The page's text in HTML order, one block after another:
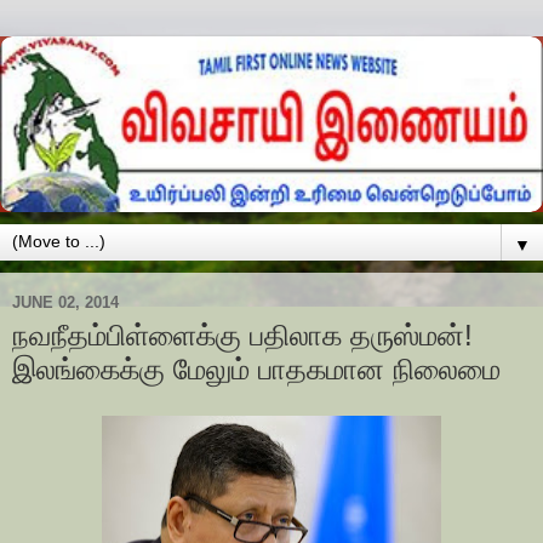
▼
JUNE 02, 2014
நவநீதம்பிள்ளைக்கு பதிலாக தருஸ்மன்!
இலங்கைக்கு மேலும் பாதகமான நிலைமை